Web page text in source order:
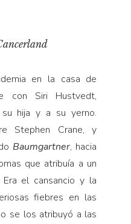
en la casa de
con Siri Hustvedt,
hija y a su yerno.
Stephen Crane, y
Baumgartner, hacia
que atribuía a un
Era el cansancio y la
fiebres en las
se los atribuyó a las